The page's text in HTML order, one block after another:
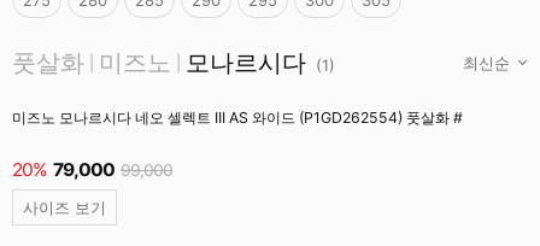
풋살화 미즈노 모나르시다 (1)
미즈노 모나르시다 네오 셀렉트 III AS 와이드 (P1GD262554) 풋살화 #
20% 79,000 99,000
사이즈 보기